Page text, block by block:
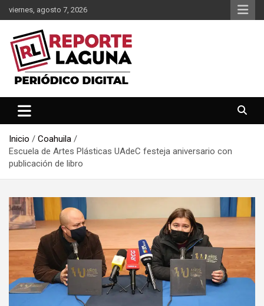
Saltar
al
contenido
viernes, agosto 7, 2026
Reporte Laguna
Inicio
Coahuila
Escuela de Artes Plásticas UAdeC festeja aniversario con
publicación de libro